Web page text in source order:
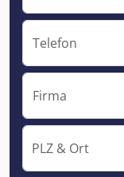
Telefon
Firma
PLZ & Ort